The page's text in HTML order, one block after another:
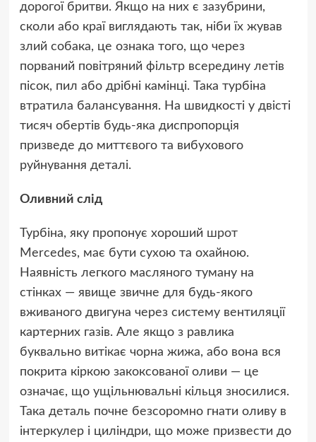
дорогої бритви. Якщо на них є зазубрини,
сколи або краї виглядають так, ніби їх жував
злий собака, це ознака того, що через
порваний повітряний фільтр всередину летів
пісок, пил або дрібні камінці. Така турбіна
втратила балансування. На швидкості у двісті
тисяч обертів будь-яка диспропорція
призведе до миттєвого та вибухового
руйнування деталі.
Оливний слід
Турбіна, яку пропонує хороший шрот
Mercedes, має бути сухою та охайною.
Наявність легкого масляного туману на
стінках — явище звичне для будь-якого
вживаного двигуна через систему вентиляції
картерних газів. Але якщо з равлика
буквально витікає чорна жижа, або вона вся
покрита кіркою закоксованої оливи — це
означає, що ущільнювальні кільця зносилися.
Така деталь почне безсоромно гнати оливу в
інтеркулер і циліндри, що може призвести до